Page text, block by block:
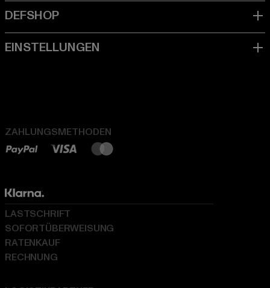
ZAHLUNGSMETHODEN
LASTSCHRIFT
SOFORTÜBERWEISUNG
RATENKAUF
RECHNUNG